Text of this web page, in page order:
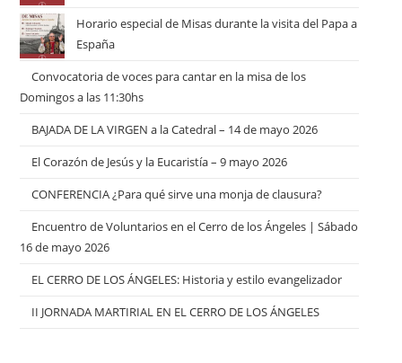
Horario especial de Misas durante la visita del Papa a
España
Convocatoria de voces para cantar en la misa de los
Domingos a las 11:30hs
BAJADA DE LA VIRGEN a la Catedral – 14 de mayo 2026
El Corazón de Jesús y la Eucaristía – 9 mayo 2026
CONFERENCIA ¿Para qué sirve una monja de clausura?
Encuentro de Voluntarios en el Cerro de los Ángeles | Sábado
16 de mayo 2026
EL CERRO DE LOS ÁNGELES: Historia y estilo evangelizador
II JORNADA MARTIRIAL EN EL CERRO DE LOS ÁNGELES